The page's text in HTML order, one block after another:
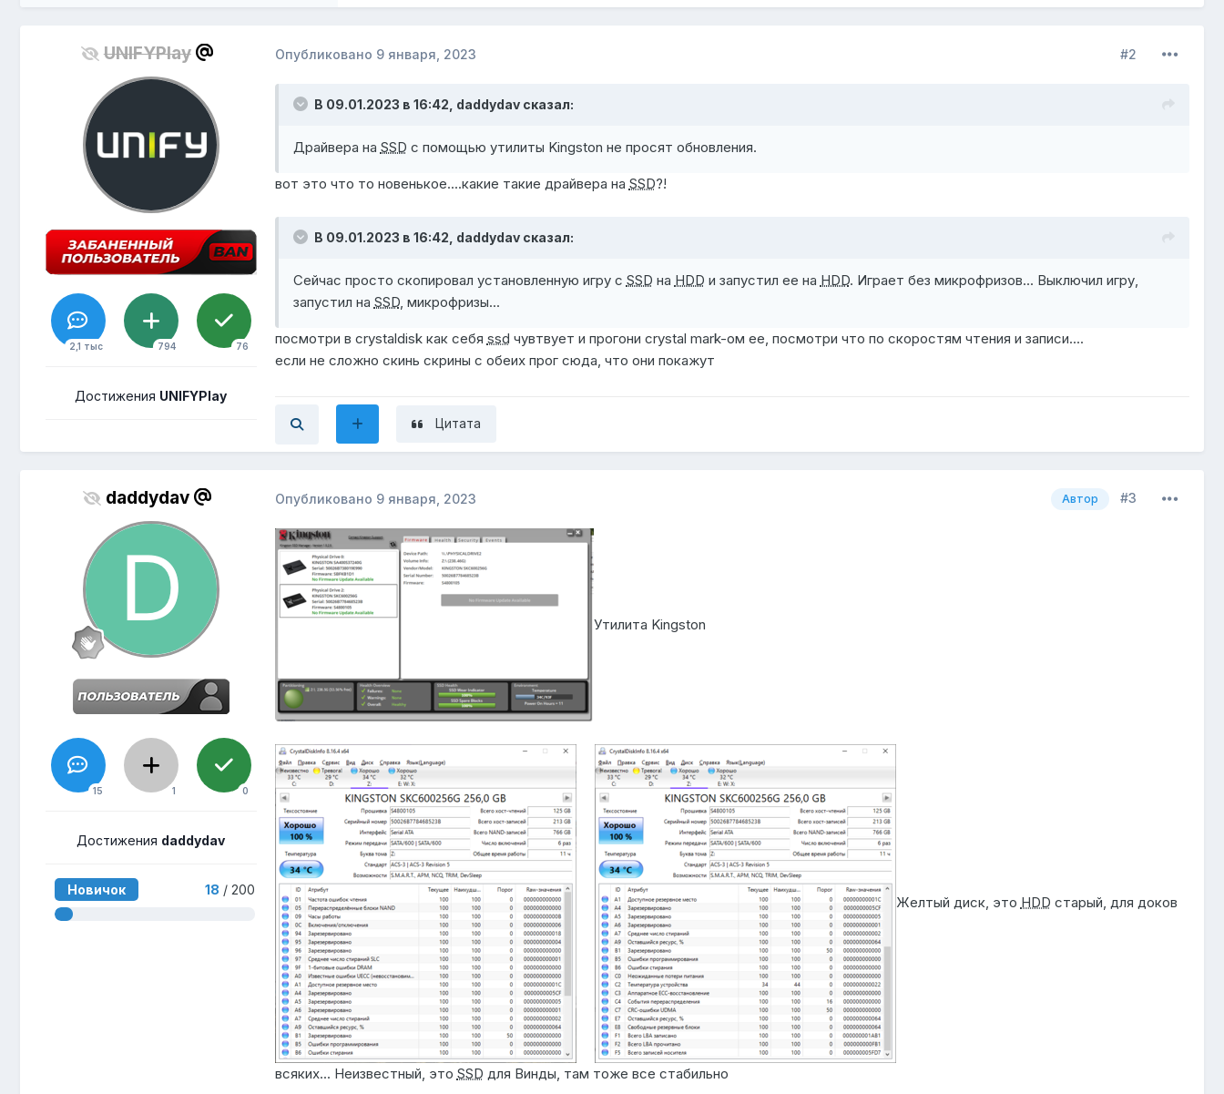
UNIFYPlay
2,1 тыс 794 76
Достижения UNIFYPlay
#2
Опубликовано 9 января, 2023
В 09.01.2023 в 16:42, daddydavсказал:
Драйвера на SSD с помощью утилиты Kingston не просят обновления.
вот это что то новенькое....какие такие драйвера на SSD?!
В 09.01.2023 в 16:42, daddydavсказал:
Сейчас просто скопировал установленную игру с SSD на HDD и запустил ее на HDD. Играет без микрофризов... Выключил игру,
запустил на SSD, микрофризы...
посмотри в crystaldisk как себя ssd чувтвует и прогони crystal mark-ом ее, посмотри что по скоростям чтения и записи....
если не сложно скинь скрины с обеих прог сюда, что они покажут
Цитата
daddydav
15 1 0
Достижения daddydav
Новичок 18 / 200
Автор #3
Опубликовано 9 января, 2023
Утилита Kingston
Желтый диск, это HDD старый, для доков
всяких... Неизвестный, это SSD для Винды, там тоже все стабильно